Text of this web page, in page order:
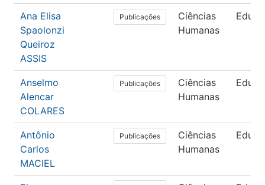
Ana Elisa
Spaolonzi
Queiroz
ASSIS
Publicações
Ciências
Humanas
Anselmo
Alencar
COLARES
Publicações
Ciências
Humanas
Antônio
Carlos
MACIEL
Publicações
Ciências
Humanas